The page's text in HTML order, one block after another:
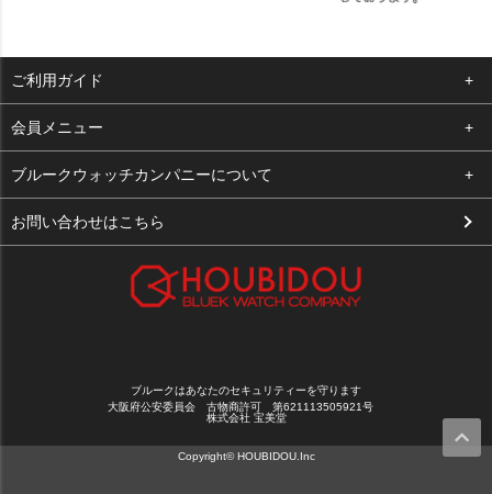
ご利用ガイド
よくある質問
支払い・送料
お客様の声
会員メニュー
ログイン
お気に入り
ブルークウォッチカンパニーについて
会社概要
お問い合わせはこちら
ブルークはあなたのセキュリティーを守ります
大阪府公安委員会 古物商許可 第621113505921号
株式会社 宝美堂
Copyright© HOUBIDOU.Inc